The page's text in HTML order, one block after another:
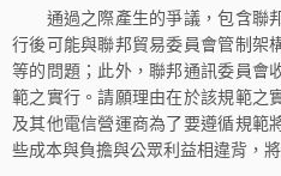
通過之際產生的爭議，包含聯
行後可能與聯邦貿易委員會管制架
等的問題；此外，聯邦通訊委員會
範之實行。請願理由在於該規範之
及其他電信營運商為了要遵循規範
些成本與負擔與公眾利益相違背，